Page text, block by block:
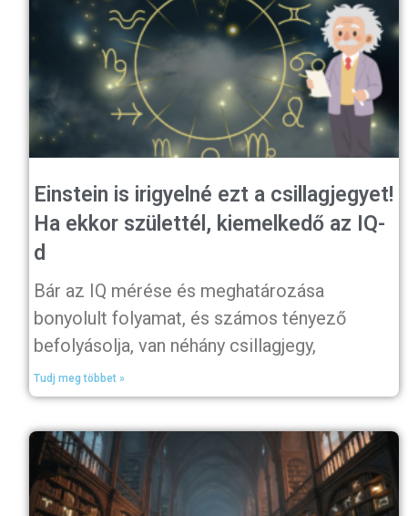
Einstein is irigyelné ezt a csillagjegyet!
Ha ekkor születtél, kiemelkedő az IQ-
d
Bár az IQ mérése és meghatározása
bonyolult folyamat, és számos tényező
befolyásolja, van néhány csillagjegy,
Tudj meg többet »